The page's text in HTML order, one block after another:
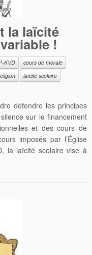
la laïcité
!
KVD
cours de morale
laïcité scolaire
défendre les principes
sur le financement
et des cours de
imposés par l’Église
la laïcité scolaire vise à